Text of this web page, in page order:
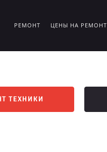
РЕМОНТ ЦЕНЫ НА РЕМОНТ
ТЕХНИКИ